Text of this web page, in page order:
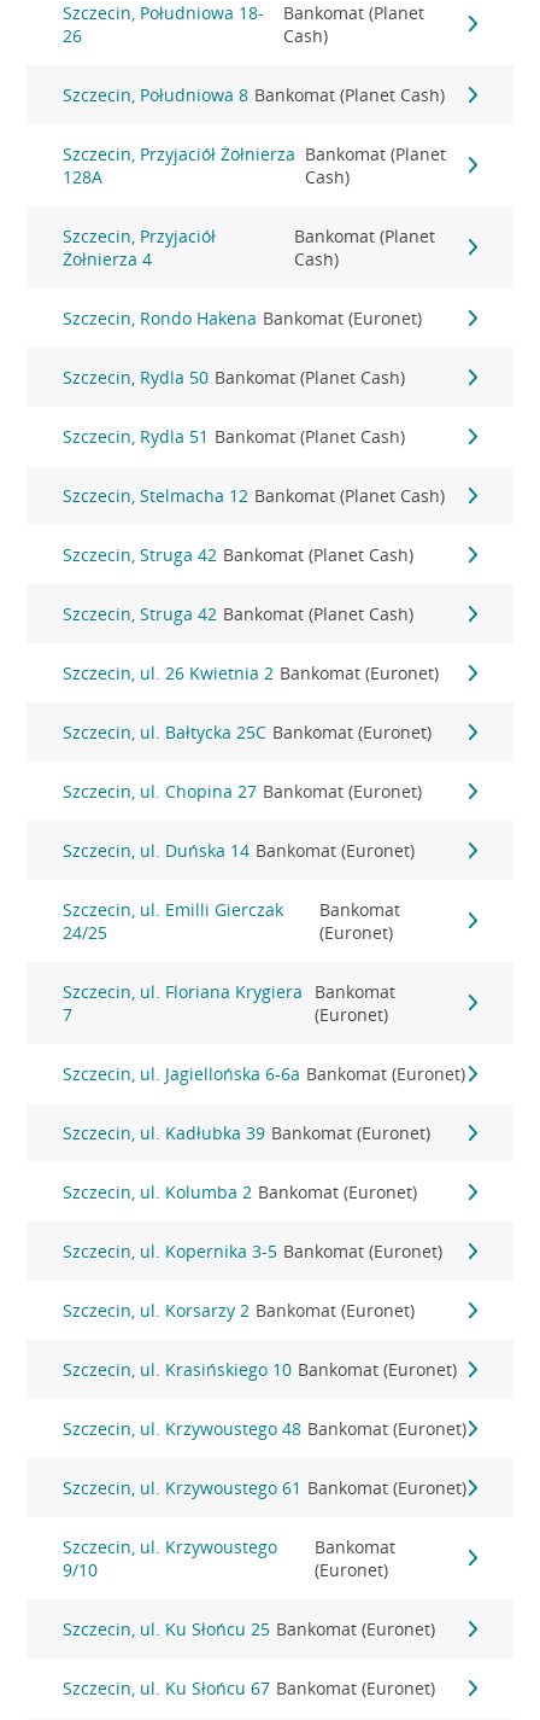
Szczecin, Południowa 18-
26
Bankomat (Planet
Cash)
Szczecin, Południowa 8 Bankomat (Planet Cash)
Szczecin, Przyjaciół Żołnierza
128A
Bankomat (Planet
Cash)
Szczecin, Przyjaciół
Żołnierza 4
Bankomat (Planet
Cash)
Szczecin, Rondo Hakena Bankomat (Euronet)
Szczecin, Rydla 50 Bankomat (Planet Cash)
Szczecin, Rydla 51 Bankomat (Planet Cash)
Szczecin, Stelmacha 12 Bankomat (Planet Cash)
Szczecin, Struga 42 Bankomat (Planet Cash)
Szczecin, Struga 42 Bankomat (Planet Cash)
Szczecin, ul. 26 Kwietnia 2 Bankomat (Euronet)
Szczecin, ul. Bałtycka 25C Bankomat (Euronet)
Szczecin, ul. Chopina 27 Bankomat (Euronet)
Szczecin, ul. Duńska 14 Bankomat (Euronet)
Szczecin, ul. Emilli Gierczak
24/25
Bankomat
(Euronet)
Szczecin, ul. Floriana Krygiera
7
Bankomat
(Euronet)
Szczecin, ul. Jagiellońska 6-6a Bankomat (Euronet)
Szczecin, ul. Kadłubka 39 Bankomat (Euronet)
Szczecin, ul. Kolumba 2 Bankomat (Euronet)
Szczecin, ul. Kopernika 3-5 Bankomat (Euronet)
Szczecin, ul. Korsarzy 2 Bankomat (Euronet)
Szczecin, ul. Krasińskiego 10 Bankomat (Euronet)
Szczecin, ul. Krzywoustego 48 Bankomat (Euronet)
Szczecin, ul. Krzywoustego 61 Bankomat (Euronet)
Szczecin, ul. Krzywoustego
9/10
Bankomat
(Euronet)
Szczecin, ul. Ku Słońcu 25 Bankomat (Euronet)
Szczecin, ul. Ku Słońcu 67 Bankomat (Euronet)